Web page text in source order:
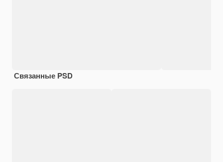
Связанные PSD